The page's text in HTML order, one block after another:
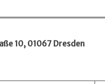
10, 01067Dresden